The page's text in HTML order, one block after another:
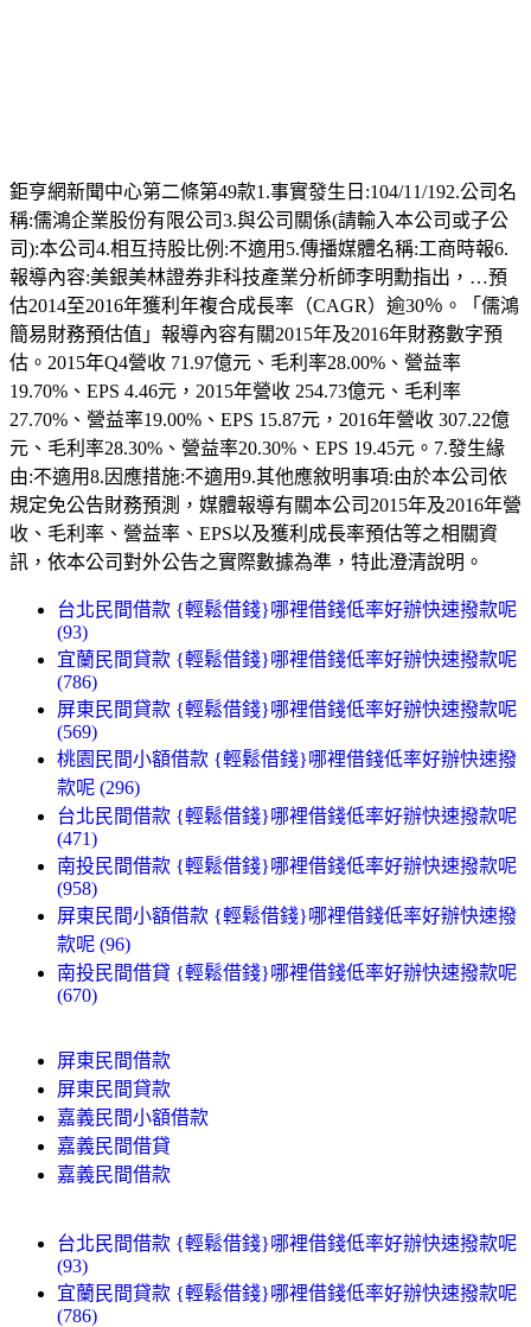
鉅亨網新聞中心第二條第49款1.事實發生日:104/11/192.公司名
稱:儒鴻企業股份有限公司3.與公司關係(請輸入本公司或子公
司):本公司4.相互持股比例:不適用5.傳播媒體名稱:工商時報6.
報導內容:美銀美林證券非科技產業分析師李明勳指出，…預
估2014至2016年獲利年複合成長率（CAGR）逾30％。「儒鴻
簡易財務預估值」報導內容有關2015年及2016年財務數字預
估。2015年Q4營收 71.97億元、毛利率28.00%、營益率
19.70%、EPS 4.46元，2015年營收 254.73億元、毛利率
27.70%、營益率19.00%、EPS 15.87元，2016年營收 307.22億
元、毛利率28.30%、營益率20.30%、EPS 19.45元。7.發生緣
由:不適用8.因應措施:不適用9.其他應敘明事項:由於本公司依
規定免公告財務預測，媒體報導有關本公司2015年及2016年營
收、毛利率、營益率、EPS以及獲利成長率預估等之相關資
訊，依本公司對外公告之實際數據為準，特此澄清說明。
台北民間借款 {輕鬆借錢}哪裡借錢低率好辦快速撥款呢
(93)
宜蘭民間貸款 {輕鬆借錢}哪裡借錢低率好辦快速撥款呢
(786)
屏東民間貸款 {輕鬆借錢}哪裡借錢低率好辦快速撥款呢
(569)
桃園民間小額借款 {輕鬆借錢}哪裡借錢低率好辦快速撥
款呢 (296)
台北民間借款 {輕鬆借錢}哪裡借錢低率好辦快速撥款呢
(471)
南投民間借款 {輕鬆借錢}哪裡借錢低率好辦快速撥款呢
(958)
屏東民間小額借款 {輕鬆借錢}哪裡借錢低率好辦快速撥
款呢 (96)
南投民間借貸 {輕鬆借錢}哪裡借錢低率好辦快速撥款呢
(670)
屏東民間借款
屏東民間貸款
嘉義民間小額借款
嘉義民間借貸
嘉義民間借款
台北民間借款 {輕鬆借錢}哪裡借錢低率好辦快速撥款呢
(93)
宜蘭民間貸款 {輕鬆借錢}哪裡借錢低率好辦快速撥款呢
(786)